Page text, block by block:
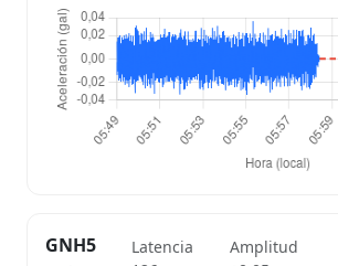
GNH5
Latencia
Amplitud